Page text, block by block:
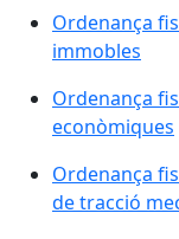
Ordenança
immobles
Ordenança
econòmiques
Ordenança
de tracció